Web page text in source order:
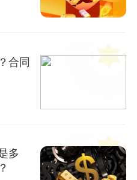
合同
多